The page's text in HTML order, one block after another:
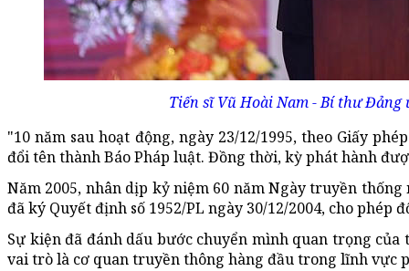
Tiến sĩ Vũ Hoài Nam - Bí thư Đảng
"10 năm sau hoạt động, ngày 23/12/1995, theo Giấy
đổi tên thành Báo Pháp luật. Đồng thời, kỳ phát hành
Năm 2005, nhân dịp kỷ niệm 60 năm Ngày truyền
đã ký Quyết định số 1952/PL ngày 30/12/2004, cho phép
Sự kiện đã đánh dấu bước chuyển mình quan trọng
vai trò là cơ quan truyền thông hàng đầu trong lĩnh vực